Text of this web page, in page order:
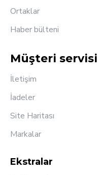
Ortaklar
Haber bülteni
Müşteri servisi
İletişim
İadeler
Site Haritası
Markalar
Ekstralar